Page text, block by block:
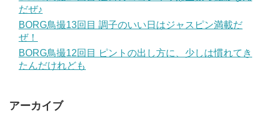
だぜ♪
BORG鳥撮13回目 調子のいい日はジャスピン満載だ
ぜ！
BORG鳥撮12回目 ピントの出し方に、少しは慣れてき
たんだけれども
アーカイブ